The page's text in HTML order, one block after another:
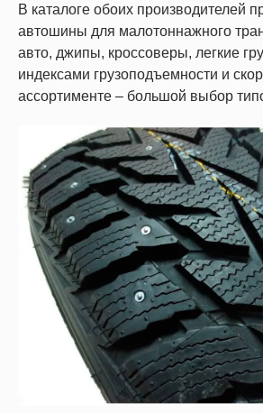
В каталоге обоих производителей
автошины для малотоннажного
авто, джипы, кроссоверы, легкие
индексами грузоподъемности и
ассортименте – большой выбор